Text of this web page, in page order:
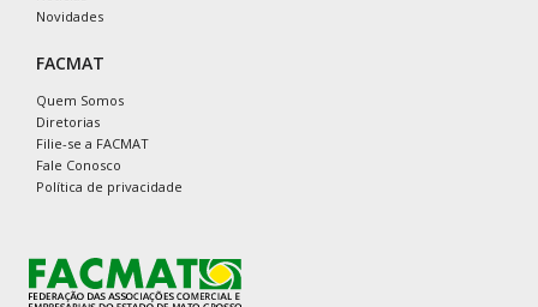
Novidades
FACMAT
Quem Somos
Diretorias
Filie-se a FACMAT
Fale Conosco
Política de privacidade